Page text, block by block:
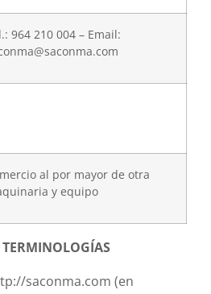
964 210 004 – Email:
al por mayor de otra
y equipo
saconma.com (en